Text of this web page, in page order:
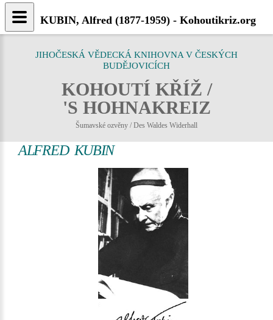
JIHOČESKÁ VĚDECKÁ KNIHOVNA V ČESKÝCH
BUDĚJOVICÍCH
KOHOUTÍ KŘÍŽ /
'S HOHNAKREIZ
Šumavské ozvěny / Des Waldes Widerhall
ALFRED KUBIN
KUBIN, Alfred (1877-1959) - Kohoutikriz.org